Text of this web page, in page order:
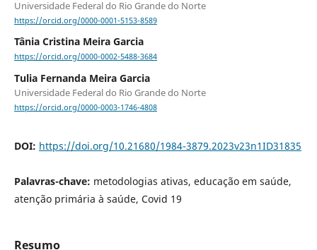
Universidade Federal do Rio Grande do Norte
https://orcid.org/0000-0001-5153-8589
Tânia Cristina Meira Garcia
https://orcid.org/0000-0002-5488-3684
Tulia Fernanda Meira Garcia
Universidade Federal do Rio Grande do Norte
https://orcid.org/0000-0003-1746-4808
DOI: https://doi.org/10.21680/1984-3879.2023v23n1ID31835
Palavras-chave: metodologias ativas, educação em saúde,
atenção primária à saúde, Covid 19
Resumo